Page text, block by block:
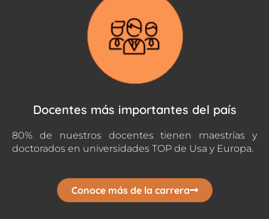
Docentes más importantes del país
80% de nuestros docentes tienen maestrías y
doctorados en universidades TOP de Usa y Europa.
Conoce más de la carrera